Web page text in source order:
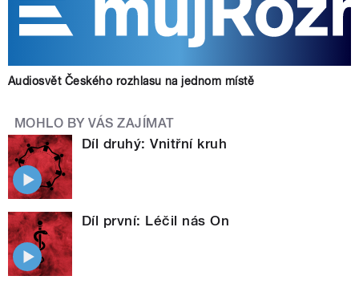
Audiosvět Českého rozhlasu na jednom místě
MOHLO BY VÁS ZAJÍMAT
Díl druhý: Vnitřní kruh
Díl první: Léčil nás On